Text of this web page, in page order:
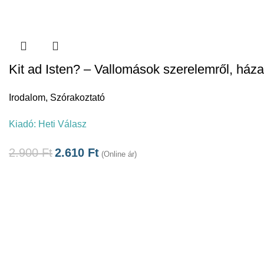
Kit ad Isten? – Vallomások szerelemről,
Irodalom, Szórakoztató
Kiadó: Heti Válasz
2.900Ft2.610 Ft (Online ár)